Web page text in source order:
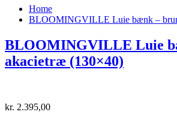
Home
BLOOMINGVILLE Luie bænk –
BLOOMINGVILLE Luie
akacietræ (130×40)
kr. 2.395,00